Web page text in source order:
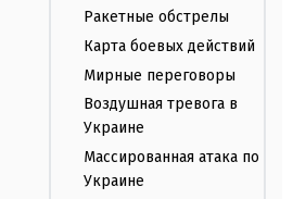
Ракетные обстрелы
Карта боевых действий
Мирные переговоры
Воздушная тревога в
Украине
Массированная атака по
Украине